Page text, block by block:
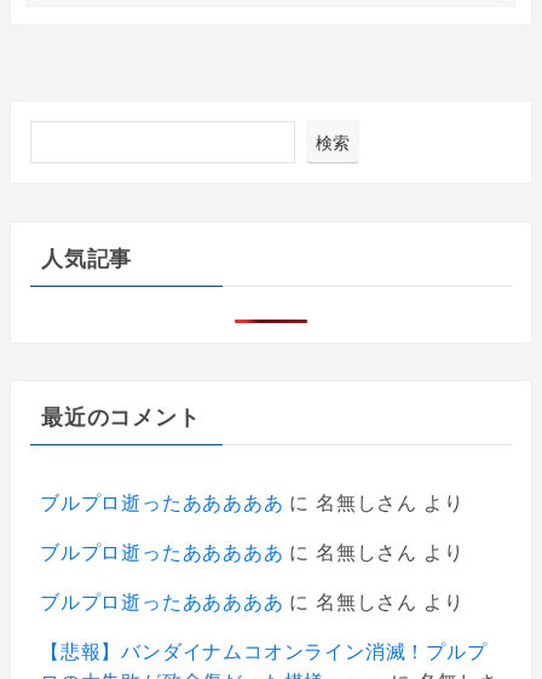
検索
人気記事
最近のコメント
ブルプロ逝ったあああああ に 名無しさん より
ブルプロ逝ったあああああ に 名無しさん より
ブルプロ逝ったあああああ に 名無しさん より
【悲報】バンダイナムコオンライン消滅！プルプ